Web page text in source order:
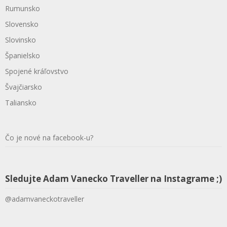
Rumunsko
Slovensko
Slovinsko
Španielsko
Spojené kráľovstvo
Švajčiarsko
Taliansko
Čo je nové na facebook-u?
Sledujte Adam Vanecko Traveller na Instagrame ;)
@adamvaneckotraveller